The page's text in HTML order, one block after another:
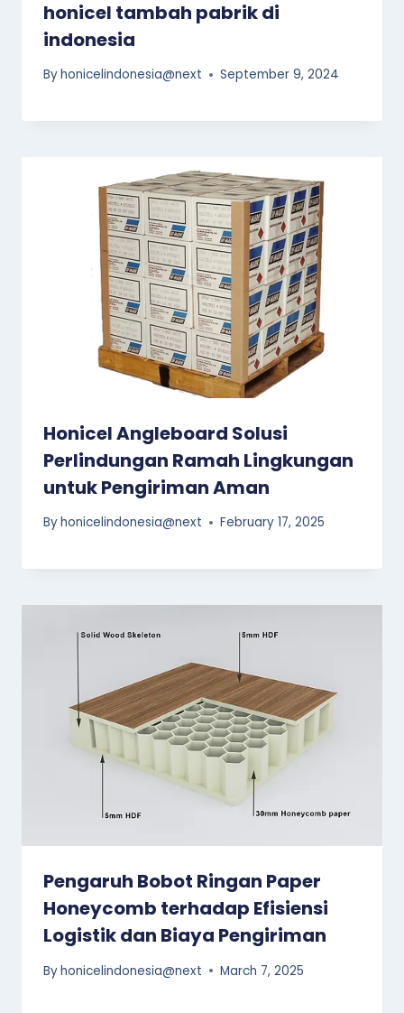
honicel tambah pabrik di
indonesia
Byhonicelindonesia@next September 9, 2024
Honicel Angleboard Solusi
Perlindungan Ramah Lingkungan
untuk Pengiriman Aman
Byhonicelindonesia@next February 17, 2025
Pengaruh Bobot Ringan Paper
Honeycomb terhadap Efisiensi
Logistik dan Biaya Pengiriman
Byhonicelindonesia@next March 7, 2025